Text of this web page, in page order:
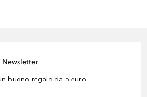
Newsletter
buono regalo da 5 euro